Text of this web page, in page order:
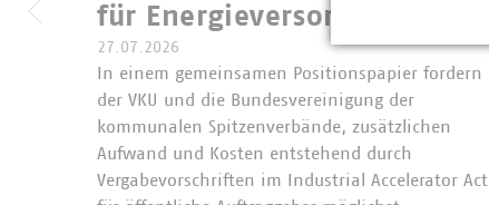
für Energieversorgung im IAA
27.07.2026
In einem gemeinsamen Positionspapier fordern
der VKU und die Bundesvereinigung der
kommunalen Spitzenverbände, zusätzlichen
Aufwand und Kosten entstehend durch
Vergabevorschriften im Industrial Accelerator Act